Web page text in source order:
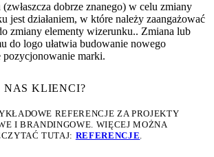
dobrze znanego) w celu zmiany
jest działaniem, w które należy zaangażować
zmiany elementy wizerunku.. Zmiana lub
do logo ułatwia budowanie nowego
marki.
NAS KLIENCI?
REFERENCJE ZA PROJEKTY
I BRANDINGOWE. WIĘCEJ MOŻNA
TUTAJ: REFERENCJE